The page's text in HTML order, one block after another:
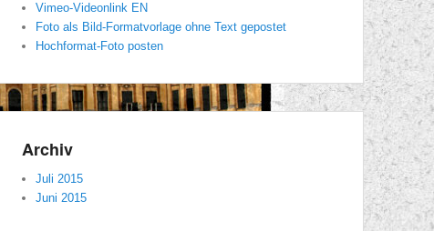
Vimeo-Videonlink EN
Foto als Bild-Formatvorlage ohne Text gepostet
Hochformat-Foto posten
Archiv
Juli 2015
Juni 2015